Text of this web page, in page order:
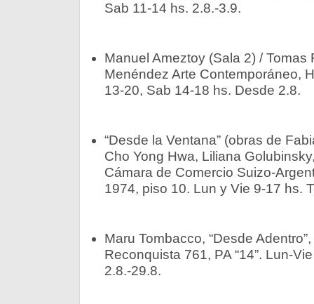
Sab 11-14 hs. 2.8.-3.9.
Manuel Ameztoy (Sala 2) / Tomas
Menéndez Arte Contemporáneo,
13-20, Sab 14-18 hs. Desde 2.8.
“Desde la Ventana” (obras de
Cho Yong Hwa, Liliana
Cámara de Comercio Suizo-
1974, piso 10. Lun y Vie 9-17 hs.
Maru Tombacco, “Desde
Reconquista 761, PA “14”. Lun-
2.8.-29.8.